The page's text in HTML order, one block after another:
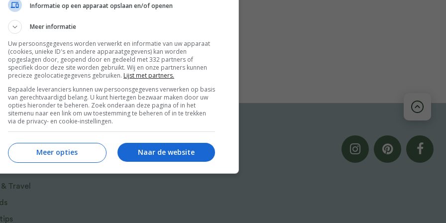
smaaksensatie mee die je zonder meer zal
zwarte goud, verdient dan ook een plekje
mosselrecepten. Door verschillende
de klassieke gekookte mosselen met frites
neigen naar alle windstreken en zijn
Met prachtige fotografie en
van Food and Friends
Travel
Informatie op een apparaat opslaan en/of openen
Meer informatie
Uw persoonsgegevens worden verwerkt en informatie van uw apparaat
(cookies, unieke ID's en andere apparaatgegevens) kan worden
opgeslagen door, geopend door en gedeeld met 332 partners of
specifiek door deze site worden gebruikt. Wij en onze partners kunnen
precieze geolocatiegegevens gebruiken. Lijst met partners.
Bepaalde leveranciers kunnen uw persoonsgegevens verwerken op basis
van gerechtvaardigd belang. U kunt hiertegen bezwaar maken door uw
opties hieronder te beheren. Zoek onderaan deze pagina of in het
sitemenu naar een link om uw toestemming te beheren of in te trekken
via de privacy- en cookie-instellingen.
Naar de website
Meer opties